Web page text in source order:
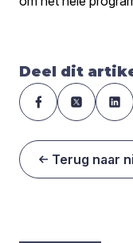
Deel dit
Terug naar